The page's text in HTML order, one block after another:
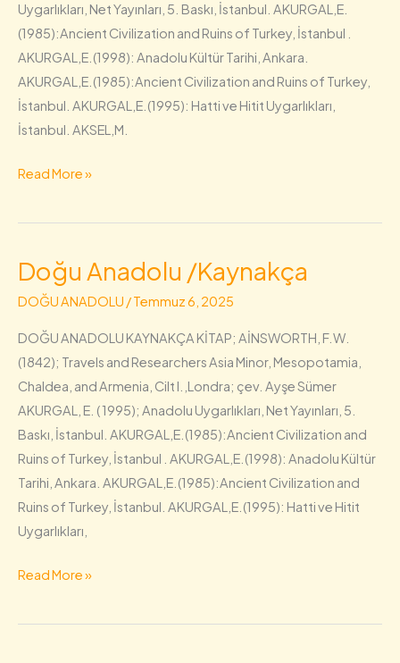
Uygarlıkları, Net Yayınları, 5. Baskı, İstanbul. AKURGAL,E.
(1985):Ancient Civilization and Ruins of Turkey, İstanbul .
AKURGAL,E.(1998): Anadolu Kültür Tarihi, Ankara.
AKURGAL,E.(1985):Ancient Civilization and Ruins of Turkey,
İstanbul. AKURGAL,E.(1995): Hatti ve Hitit Uygarlıkları,
İstanbul. AKSEL,M.
Read More »
Doğu Anadolu /Kaynakça
DOĞU ANADOLU /Temmuz 6, 2025
DOĞU ANADOLU KAYNAKÇA KİTAP; AİNSWORTH, F.W.
(1842); Travels and Researchers Asia Minor, Mesopotamia,
Chaldea, and Armenia, Cilt I.,Londra; çev. Ayşe Sümer
AKURGAL, E. ( 1995); Anadolu Uygarlıkları, Net Yayınları, 5.
Baskı, İstanbul. AKURGAL,E.(1985):Ancient Civilization and
Ruins of Turkey, İstanbul . AKURGAL,E.(1998): Anadolu Kültür
Tarihi, Ankara. AKURGAL,E.(1985):Ancient Civilization and
Ruins of Turkey, İstanbul. AKURGAL,E.(1995): Hatti ve Hitit
Uygarlıkları,
Doğu
Anadolu
Read More »